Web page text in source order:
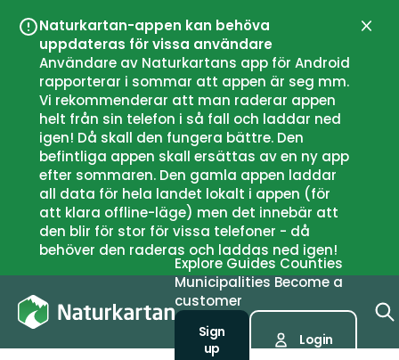
Naturkartan-appen kan behöva
uppdateras för vissa användare
Användare av Naturkartans app för Android
rapporterar i sommar att appen är seg mm.
Vi rekommenderar att man raderar appen
helt från sin telefon i så fall och laddar ned
igen! Då skall den fungera bättre. Den
befintliga appen skall ersättas av en ny app
efter sommaren. Den gamla appen laddar
all data för hela landet lokalt i appen (för
att klara offline-läge) men det innebär att
den blir för stor för vissa telefoner - då
behöver den raderas och laddas ned igen!
Close
Explore Guides Counties
Municipalities Become a
customer
Sign
up
Login